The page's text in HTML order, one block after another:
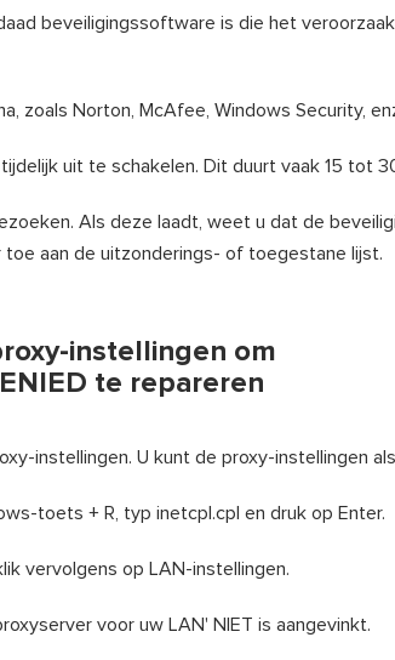
beveiligingssoftware is die het
zoals Norton, McAfee, Windows Security,
uit te schakelen. Dit duurt vaak 15 tot
Als deze laadt, weet u dat de
aan de uitzonderings- of toegestane lijst.
instellingen om
te repareren
instellingen. U kunt de proxy-instellingen
toets + R, typ inetcpl.cpl en druk op Enter.
vervolgens op LAN-instellingen.
voor uw LAN' NIET is aangevinkt.